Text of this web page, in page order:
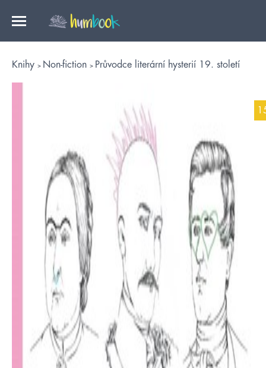
Knihy Non-fiction Průvodce literární hysterií 19. století